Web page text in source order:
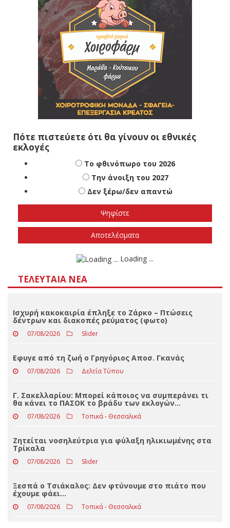
Πότε πιστεύετε ότι θα γίνουν οι εθνικές
εκλογές
Το φθινόπωρο του 2026
Την άνοιξη του 2027
Δεν ξέρω/δεν απαντώ
ΤΕΛΕΥΤΑΊΑ ΝΈΑ
Ισχυρή κακοκαιρία έπληξε το Ζάρκο – Πτώσεις
δέντρων και διακοπές ρεύματος (φωτο)
Eφυγε από τη ζωή ο Γρηγόριος Αποσ. Γκανάς
07/08/2026 Δελτία Τύπου
Γ. Σακελλαρίου: Μπορεί κάποιος να συμπεράνει τι
θα κάνει το ΠΑΣΟΚ το βράδυ των εκλογών…
07/08/2026 Τοπικά - Θεσσαλικά
Ζητείται νοσηλεύτρια για φύλαξη ηλικιωμένης στα
Τρίκαλα
07/08/2026 Slider